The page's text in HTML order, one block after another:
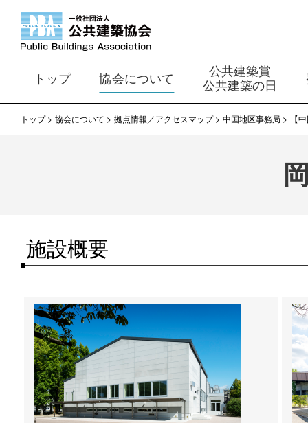
トップ 協会について
公共建築賞
公共建築の日
トップ 協会について 拠点情報／アクセスマップ 中国地区事務局 【
施設概要